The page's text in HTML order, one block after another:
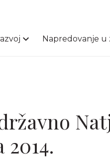
Napredovanje u